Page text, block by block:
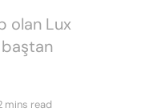
olan Lux
baştan
mins read